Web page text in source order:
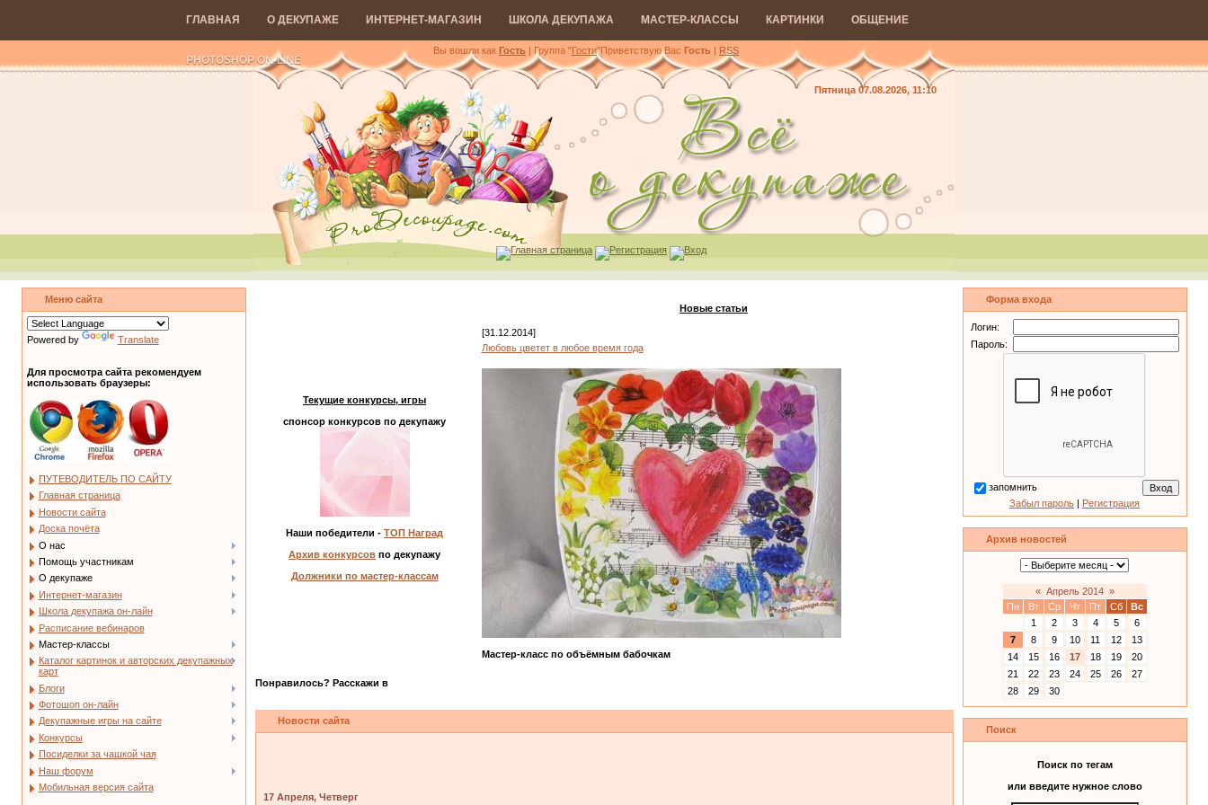
ГЛАВНАЯ О ДЕКУПАЖЕ ИНТЕРНЕТ-МАГАЗИН ШКОЛА ДЕКУПАЖА МАСТЕР-КЛАССЫ КАРТИНКИ ОБЩЕНИЕ
PHOTOSHOP ON-LINE
Вы вошли как Гость | Группа "Гости"Приветствую Вас Гость | RSS
Пятница 07.08.2026, 11:10
Главная страница Регистрация Вход
Меню сайта
Powered by Translate
Для просмотра сайта рекомендуем
использовать браузеры:
ПУТЕВОДИТЕЛЬ ПО САЙТУ
Главная страница
Новости сайта
Доска почёта
О нас
Помощь участникам
О декупаже
Интернет-магазин
Школа декупажа он-лайн
Расписание вебинаров
Мастер-классы
Каталог картинок и авторских декупажных
карт
Блоги
Фотошоп он-лайн
Декупажные игры на сайте
Конкурсы
Посиделки за чашкой чая
Наш форум
Мобильная версия сайта
Текущие конкурсы, игры
спонсор конкурсов по декупажу
Наши победители - ТОП Наград
Архив конкурсов по декупажу
Должники по мастер-классам
Новые статьи
[31.12.2014]
Любовь цветет в любое время года
Мастер-класс по объёмным бабочкам
Понравилось? Расскажи в
Новости сайта
17 Апреля, Четверг
Форма входа
Логин:
Пароль:
запомнить
Забыл пароль | Регистрация
Архив новостей
« Апрель 2014 »
Пн
Вт Ср Чт Пт Сб
Вс
1
2 3 4 5
6
7
8 9 10 11 12
13
14
15 16 17 18 19
20
21
22 23 24 25 26
27
28
29 30
Поиск
Поиск по тегам
или введите нужное слово